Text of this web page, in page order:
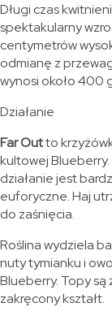
Długi czas
spektakularny
centymetrów
odmianę z
wynosi około 400
Działanie
Far Outto
kultowej
działanie jest
euforyczne. Haj
do zaśnięcia.
Roślina wydziela
nuty tymianku i
Blueberry. Topy są
zakręcony kształt.